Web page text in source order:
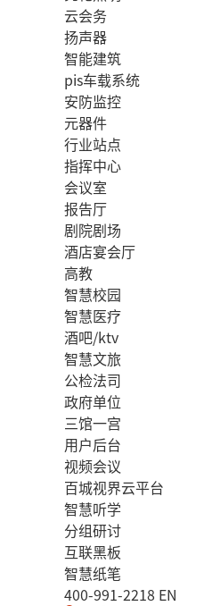
云会务
扬声器
智能建筑
pis车载系统
安防监控
元器件
行业站点
指挥中心
会议室
报告厅
剧院剧场
酒店宴会厅
高教
智慧校园
智慧医疗
酒吧/ktv
智慧文旅
公检法司
政府单位
三馆一宫
用户后台
视频会议
百城视界云平台
智慧听学
分组研讨
互联黑板
智慧纸笔
400-991-2218 EN